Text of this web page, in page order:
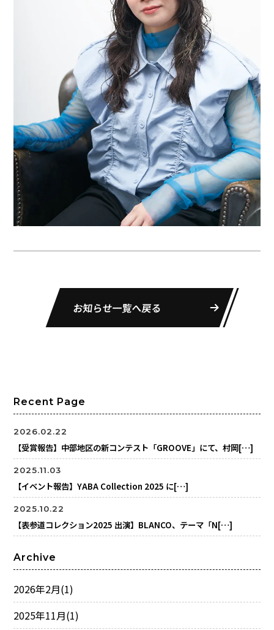
お知らせ一覧へ戻る
Recent Page
2026.02.22
【受賞報告】中部地区の新コンテスト「GROOVE」にて、村岡[…]
2025.11.03
【イベント報告】YABA Collection 2025 に[…]
2025.10.22
【表参道コレクション2025 出演】BLANCO、テーマ「N[…]
Archive
2026年2月(1)
2025年11月(1)